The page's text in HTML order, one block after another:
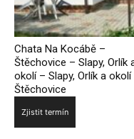
Chata Na Kocábě –
Štěchovice – Slapy, Orlík
okolí – Slapy, Orlík a okolí
Štěchovice
Zjistit termín